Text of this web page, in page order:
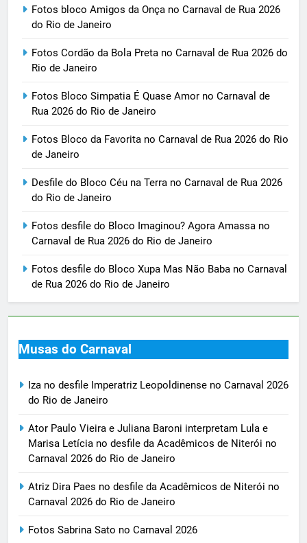
Fotos bloco Amigos da Onça no Carnaval de Rua 2026
do Rio de Janeiro
Fotos Cordão da Bola Preta no Carnaval de Rua 2026 do
Rio de Janeiro
Fotos Bloco Simpatia É Quase Amor no Carnaval de
Rua 2026 do Rio de Janeiro
Fotos Bloco da Favorita no Carnaval de Rua 2026 do Rio
de Janeiro
Desfile do Bloco Céu na Terra no Carnaval de Rua 2026
do Rio de Janeiro
Fotos desfile do Bloco Imaginou? Agora Amassa no
Carnaval de Rua 2026 do Rio de Janeiro
Fotos desfile do Bloco Xupa Mas Não Baba no Carnaval
de Rua 2026 do Rio de Janeiro
Musas do Carnaval
Iza no desfile Imperatriz Leopoldinense no Carnaval 2026
do Rio de Janeiro
Ator Paulo Vieira e Juliana Baroni interpretam Lula e
Marisa Letícia no desfile da Acadêmicos de Niterói no
Carnaval 2026 do Rio de Janeiro
Atriz Dira Paes no desfile da Acadêmicos de Niterói no
Carnaval 2026 do Rio de Janeiro
Fotos Sabrina Sato no Carnaval 2026